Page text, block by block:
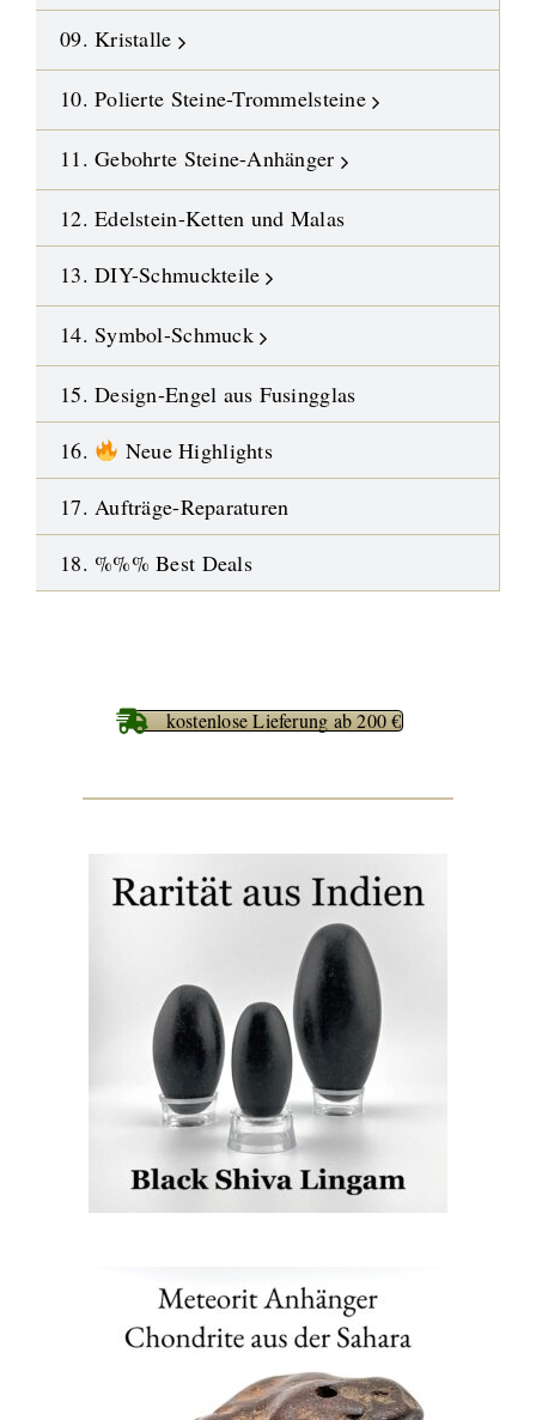
09. Kristalle
10. Polierte Steine-Trommelsteine
11. Gebohrte Steine-Anhänger
12. Edelstein-Ketten und Malas
13. DIY-Schmuckteile
14. Symbol-Schmuck
15. Design-Engel aus Fusingglas
16.
Neue Highlights
17. Aufträge-Reparaturen
18. %%% Best Deals
kostenlose Lieferung ab 200 €